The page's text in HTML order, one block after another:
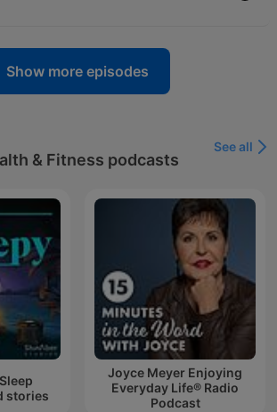
Show more episodes
& Fitness podcasts
See all
stories
Joyce Meyer Enjoying
Everyday Life® Radio
Podcast